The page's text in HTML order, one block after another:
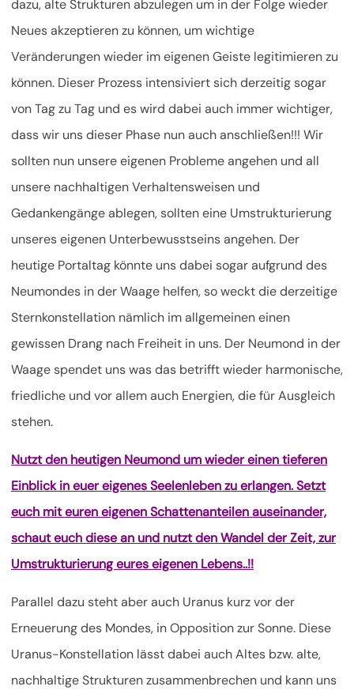
dazu, alte Strukturen abzulegen um in der Folge wieder
Neues akzeptieren zu können, um wichtige
Veränderungen wieder im eigenen Geiste legitimieren zu
können. Dieser Prozess intensiviert sich derzeitig sogar
von Tag zu Tag und es wird dabei auch immer wichtiger,
dass wir uns dieser Phase nun auch anschließen!!! Wir
sollten nun unsere eigenen Probleme angehen und all
unsere nachhaltigen Verhaltensweisen und
Gedankengänge ablegen, sollten eine Umstrukturierung
unseres eigenen Unterbewusstseins angehen. Der
heutige Portaltag könnte uns dabei sogar aufgrund des
Neumondes in der Waage helfen, so weckt die derzeitige
Sternkonstellation nämlich im allgemeinen einen
gewissen Drang nach Freiheit in uns. Der Neumond in der
Waage spendet uns was das betrifft wieder harmonische,
friedliche und vor allem auch Energien, die für Ausgleich
stehen.
Nutzt den heutigen Neumond um wieder einen tieferen
Einblick in euer eigenes Seelenleben zu erlangen. Setzt
euch mit euren eigenen Schattenanteilen auseinander,
schaut euch diese an und nutzt den Wandel der Zeit, zur
Umstrukturierung eures eigenen Lebens..!!
Parallel dazu steht aber auch Uranus kurz vor der
Erneuerung des Mondes, in Opposition zur Sonne. Diese
Uranus-Konstellation lässt dabei auch Altes bzw. alte,
nachhaltige Strukturen zusammenbrechen und kann uns